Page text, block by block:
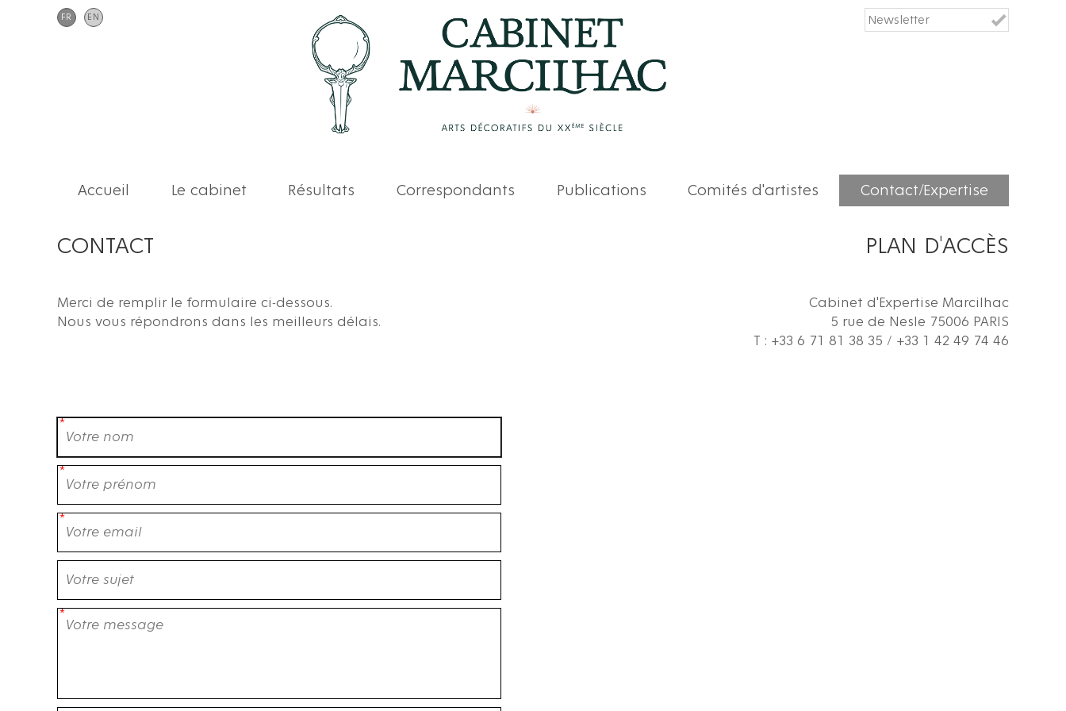
FR EN
Accueil Le cabinet Résultats Correspondants Publications Comités d'artistes Contact/Expertise
CONTACT
Merci de remplir le formulaire ci-dessous.
Nous vous répondrons dans les meilleurs délais.
PLAN D'ACCÈS
Cabinet d'Expertise Marcilhac
5 rue de Nesle 75006 PARIS
T : +33 6 71 81 38 35 / +33 1 42 49 74 46